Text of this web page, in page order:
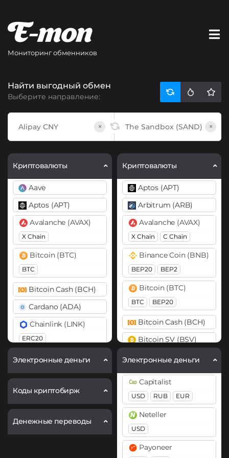
Мониторинг обменников
Найти выгодный обмен
Выберите направление:
× ×
Криптовалюты
Aave
Aptos (APT)
Avalanche (AVAX)
X Chain
Bitcoin (BTC)
BTC
Bitcoin Cash (BCH)
Cardano (ADA)
Chainlink (LINK)
ERC20
Dogecoin (DOGE)
Ethereum (ETH)
ERC20 ARB BASE
Ethereum Classic (ETC)
Электронные деньги
Коды криптобирж
Денежные переводы
Криптовалюты
Aptos (APT)
Arbitrum (ARB)
Avalanche (AVAX)
X Chain C Chain
Binance Coin (BNB)
BEP20 BEP2
Bitcoin (BTC)
BTC BEP20
Bitcoin Cash (BCH)
Bitcoin SV (BSV)
Cardano (ADA)
Cosmos (ATOM)
DASH
Dogecoin (DOGE)
DOGE
Polkadot (DOT)
DOT
Электронные деньги
Capitalist
USD RUB EUR
Neteller
USD
Payoneer